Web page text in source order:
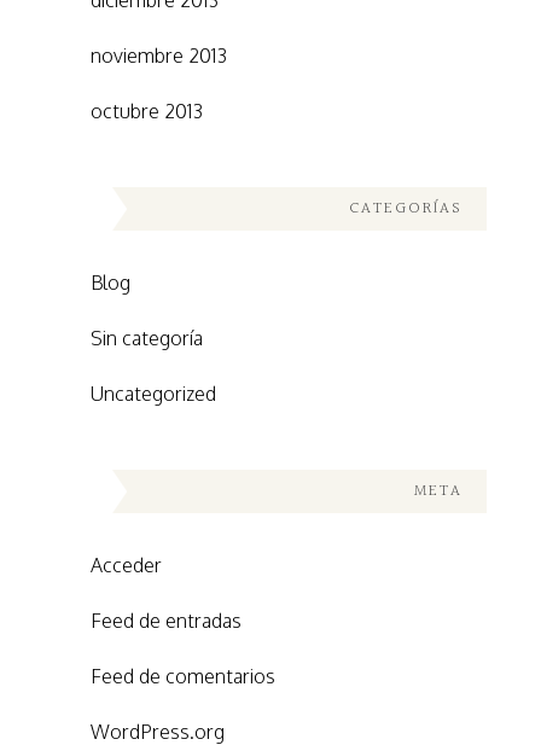
noviembre 2013
octubre 2013
CATEGORÍAS
Blog
Sin categoría
Uncategorized
META
Acceder
Feed de entradas
Feed de comentarios
WordPress.org